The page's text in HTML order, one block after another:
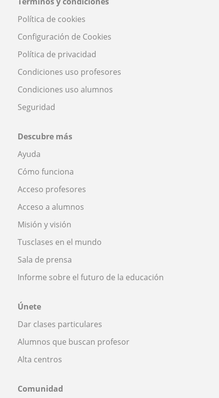
Política de cookies
Configuración de Cookies
Política de privacidad
Condiciones uso profesores
Condiciones uso alumnos
Seguridad
Descubre más
Ayuda
Cómo funciona
Acceso profesores
Acceso a alumnos
Misión y visión
Tusclases en el mundo
Sala de prensa
Informe sobre el futuro de la educación
Únete
Dar clases particulares
Alumnos que buscan profesor
Alta centros
Comunidad